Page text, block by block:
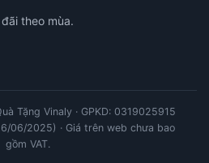
theo mùa.
Tặng Vinaly · GPKD: 0319025915
06/2025) · Giá trên web chưa bao
gồm VAT.